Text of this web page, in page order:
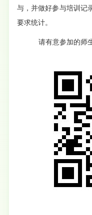
与，并做好参与培训记
要求统计。
请有意参加的师